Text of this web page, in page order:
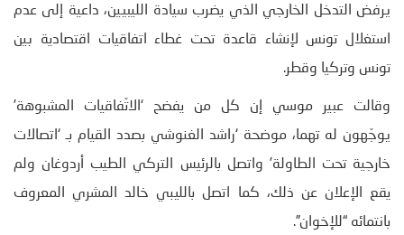
يرفض التدخل الخارجي الذي يضرب سيادة الليبيين، داعية إلى عدم
استغلال تونس لإنشاء قاعدة تحت غطاء اتفاقيات اقتصادية بين
تونس وتركيا وقطر.
وقالت عبير موسي إن كل من يفضح ‘الاتّفاقيات المشبوهة’
يوجّهون له تهما، موضحة ‘راشد الغنوشي بصدد القيام بـ ‘اتصالات
خارجية تحت الطاولة’ واتصل بالرئيس التركي الطيب أردوغان ولم
يقع الإعلان عن ذلك، كما اتصل بالليبي خالد المشري المعروف
بانتمائه “للإخوان”.